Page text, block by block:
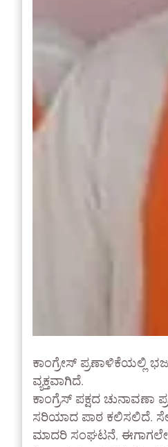
ಕಾಂಗ್ರೇಸ್ ಪ್ರಣಾಳಿಕೆಯಲ್ಲಿ
ವ್ಯಕ್ತವಾಗಿದೆ.
ಕಾಂಗ್ರೆಸ್ ಪಕ್ಷದ
ಸರಿಯಾದ ಪಾಠ ಕಲಿಸಲಿದೆ.
ಮಾದರಿ ಸಂಘಟನೆ, ಈಗಾಗಲೇ